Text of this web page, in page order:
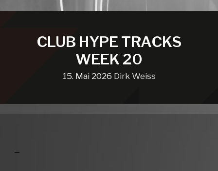
CLUB HYPE TRACKS
WEEK 20
15. Mai 2026 Dirk Weiss